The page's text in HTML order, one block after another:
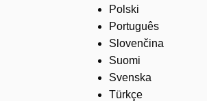
Polski
Português
Slovenčina
Suomi
Svenska
Türkçe